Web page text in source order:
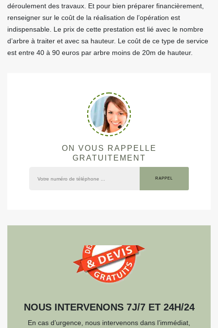
déroulement des travaux. Et pour bien préparer financièrement,
renseigner sur le coût de la réalisation de l’opération est
indispensable. Le prix de cette prestation est lié avec le nombre
d’arbre à traiter et avec sa hauteur. Le coût de ce type de service
est entre 40 à 90 euros par arbre moins de 20m de hauteur.
ON VOUS RAPPELLE
GRATUITEMENT
NOUS INTERVENONS 7J/7 ET 24H/24
En cas d’urgence, nous intervenons dans l’immédiat,